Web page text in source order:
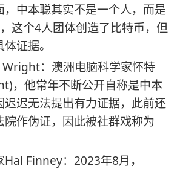
，中本聪其实不是一个人，而是
这个4人团体创造了比特币，但
证据。
：澳洲电脑科学家怀特
，他常年不断公开自称是中本
迟迟无法提出有力证据，此前还
院作伪证，因此被社群戏称为
Finney：2023年8月，